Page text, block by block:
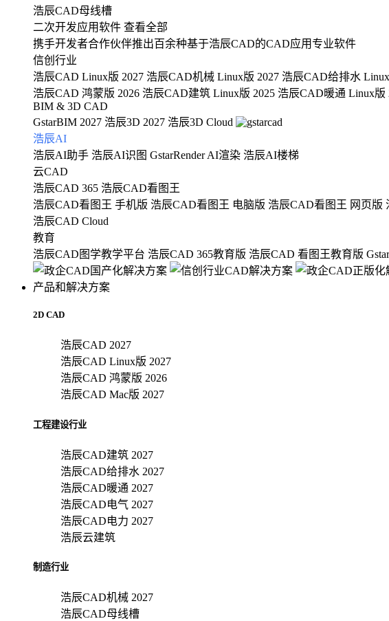
浩辰CAD母线槽
二次开发应用软件 查看全部
携手开发者合作伙伴推出百余种基于浩辰CAD的CAD应用专业软件
信创行业
浩辰CAD Linux版 2027 浩辰CAD机械 Linux版 2027 浩辰CAD给排水
浩辰CAD 鸿蒙版 2026 浩辰CAD建筑 Linux版 2025 浩辰CAD暖通 Linux版
BIM & 3D CAD
GstarBIM 2027 浩辰3D 2027 浩辰3D Cloud
浩辰AI
浩辰AI助手 浩辰AI识图 GstarRender AI渲染 浩辰AI楼梯
云CAD
浩辰CAD 365 浩辰CAD看图王
浩辰CAD看图王 手机版 浩辰CAD看图王 电脑版 浩辰CAD看图王 网页版
浩辰CAD Cloud
教育
浩辰CAD图学教学平台 浩辰CAD 365教育版 浩辰CAD 看图王教育版
产品和解决方案
2D CAD
浩辰CAD 2027
浩辰CAD Linux版 2027
浩辰CAD 鸿蒙版 2026
浩辰CAD Mac版 2027
工程建设行业
浩辰CAD建筑 2027
浩辰CAD给排水 2027
浩辰CAD暖通 2027
浩辰CAD电气 2027
浩辰CAD电力 2027
浩辰云建筑
制造行业
浩辰CAD机械 2027
浩辰CAD母线槽